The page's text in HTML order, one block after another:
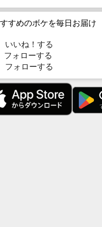
すめのボケを毎日お届け
いいね！する
ォローする
フォローする